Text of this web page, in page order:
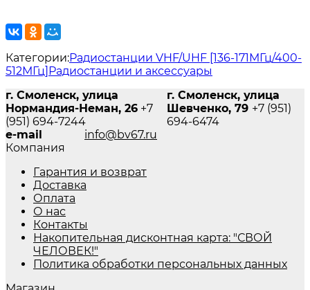
Категории:Радиостанции VHF/UHF [136-171МГц/400-
512МГц]Радиостанции и аксессуары
г. Смоленск, улица
Нормандия-Неман, 26 +7
(951) 694-7244
г. Смоленск, улица
Шевченко, 79 +7 (951)
694-6474
e-mail
info@bv67.ru
Компания
Гарантия и возврат
Доставка
Оплата
О нас
Контакты
Накопительная дисконтная карта: "СВОЙ
ЧЕЛОВЕК!"
Политика обработки персональных данных